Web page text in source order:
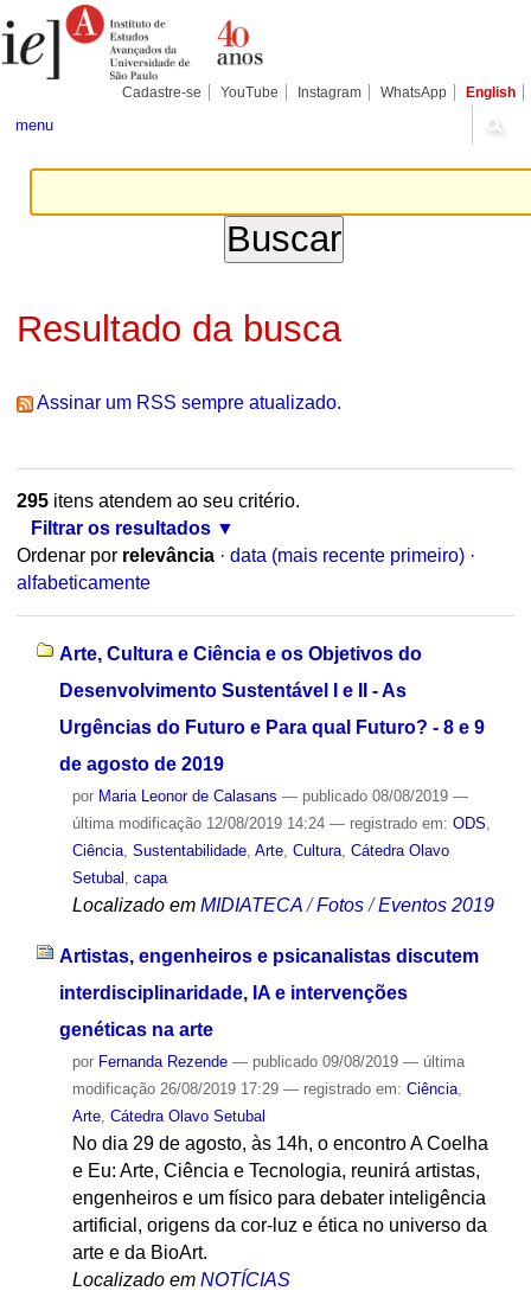
para
conteúdo.
Pessoais
Cadastre-se YouTube Instagram WhatsApp English
menu
Resultado da busca
Assinar um RSS sempre atualizado.
295itens atendem ao seu critério.
Filtrar os resultados
Ordenar por relevância · data (mais recente primeiro) ·
alfabeticamente
Arte, Cultura e Ciência e os Objetivos do
Desenvolvimento Sustentável I e II - As
Urgências do Futuro e Para qual Futuro? - 8 e 9
de agosto de 2019
por Maria Leonor de Calasans — publicado08/08/2019 —
última modificação12/08/2019 14:24 — registrado em: ODS
Ciência, Sustentabilidade, Arte, Cultura, Cátedra Olavo
Setubal
capa
Localizado em MIDIATECA /Fotos /Eventos 2019
Artistas, engenheiros e psicanalistas discutem
interdisciplinaridade, IA e intervenções
genéticas na arte
por Fernanda Rezende — publicado09/08/2019 — última
modificação26/08/2019 17:29 — registrado em: Ciência,
Arte, Cátedra Olavo Setubal
No dia 29 de agosto, às 14h, o encontro A Coelha
e Eu: Arte, Ciência e Tecnologia, reunirá artistas,
engenheiros e um físico para debater inteligência
artificial, origens da cor-luz e ética no universo da
arte e da BioArt.
Localizado em NOTÍCIAS